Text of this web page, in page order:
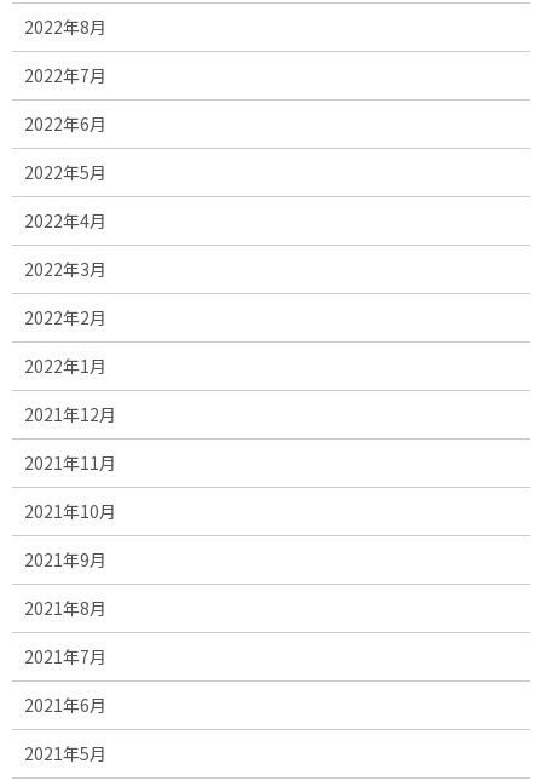
2022年8月
2022年7月
2022年6月
2022年5月
2022年4月
2022年3月
2022年2月
2022年1月
2021年12月
2021年11月
2021年10月
2021年9月
2021年8月
2021年7月
2021年6月
2021年5月